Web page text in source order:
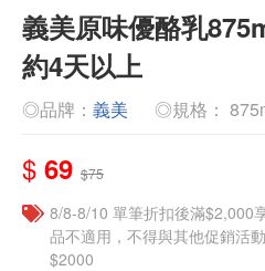
義美原味優酪乳
約4天以上
◎品牌： 義美 ◎規格：
$ 69 $75
8/8-8/10 單筆折扣後滿$2,000
品不適用，不得與其他促銷活
$2000